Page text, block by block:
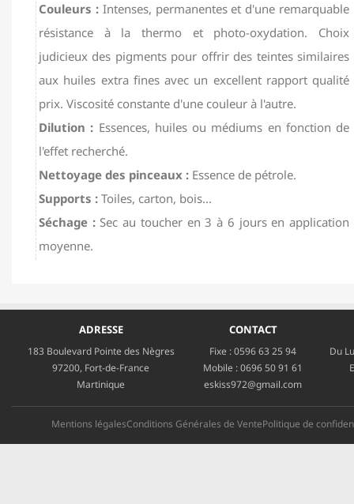
Couleurs : Intenses, permanentes et d'une remarquable
résistance à la thermo et photo-oxydation. Choix
judicieux des pigments pour offrir des teintes similaires
aux huiles extra fines avec un excellent rapport qualité
prix. Viscosité constante d'une couleur à l'autre.
Dilution : Essences, huiles ou médiums en fonction de
l'effet recherché.
Nettoyage des pinceaux : Essence de pétrole.
Supports : Toiles, carton, bois...
Séchage : Sec au toucher en 3 à 6 jours en application
moyenne.
ADRESSE
183 Boulevard Pointe des Nègres
97200, Fort-de-France
Martinique
CONTACT
Fixe :0596 63 25 94
Mobile :0696 50 91 61
eskiss972@gmail.com
Du
Mentions légalesConditions Générales de VentePolitique de